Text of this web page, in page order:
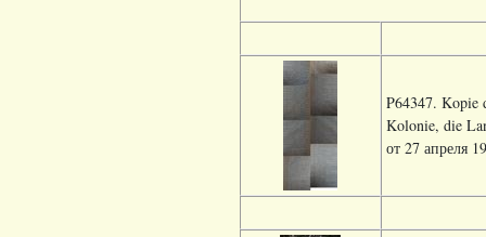
P64347. Kopie
Kolonie, die
от 27 апреля